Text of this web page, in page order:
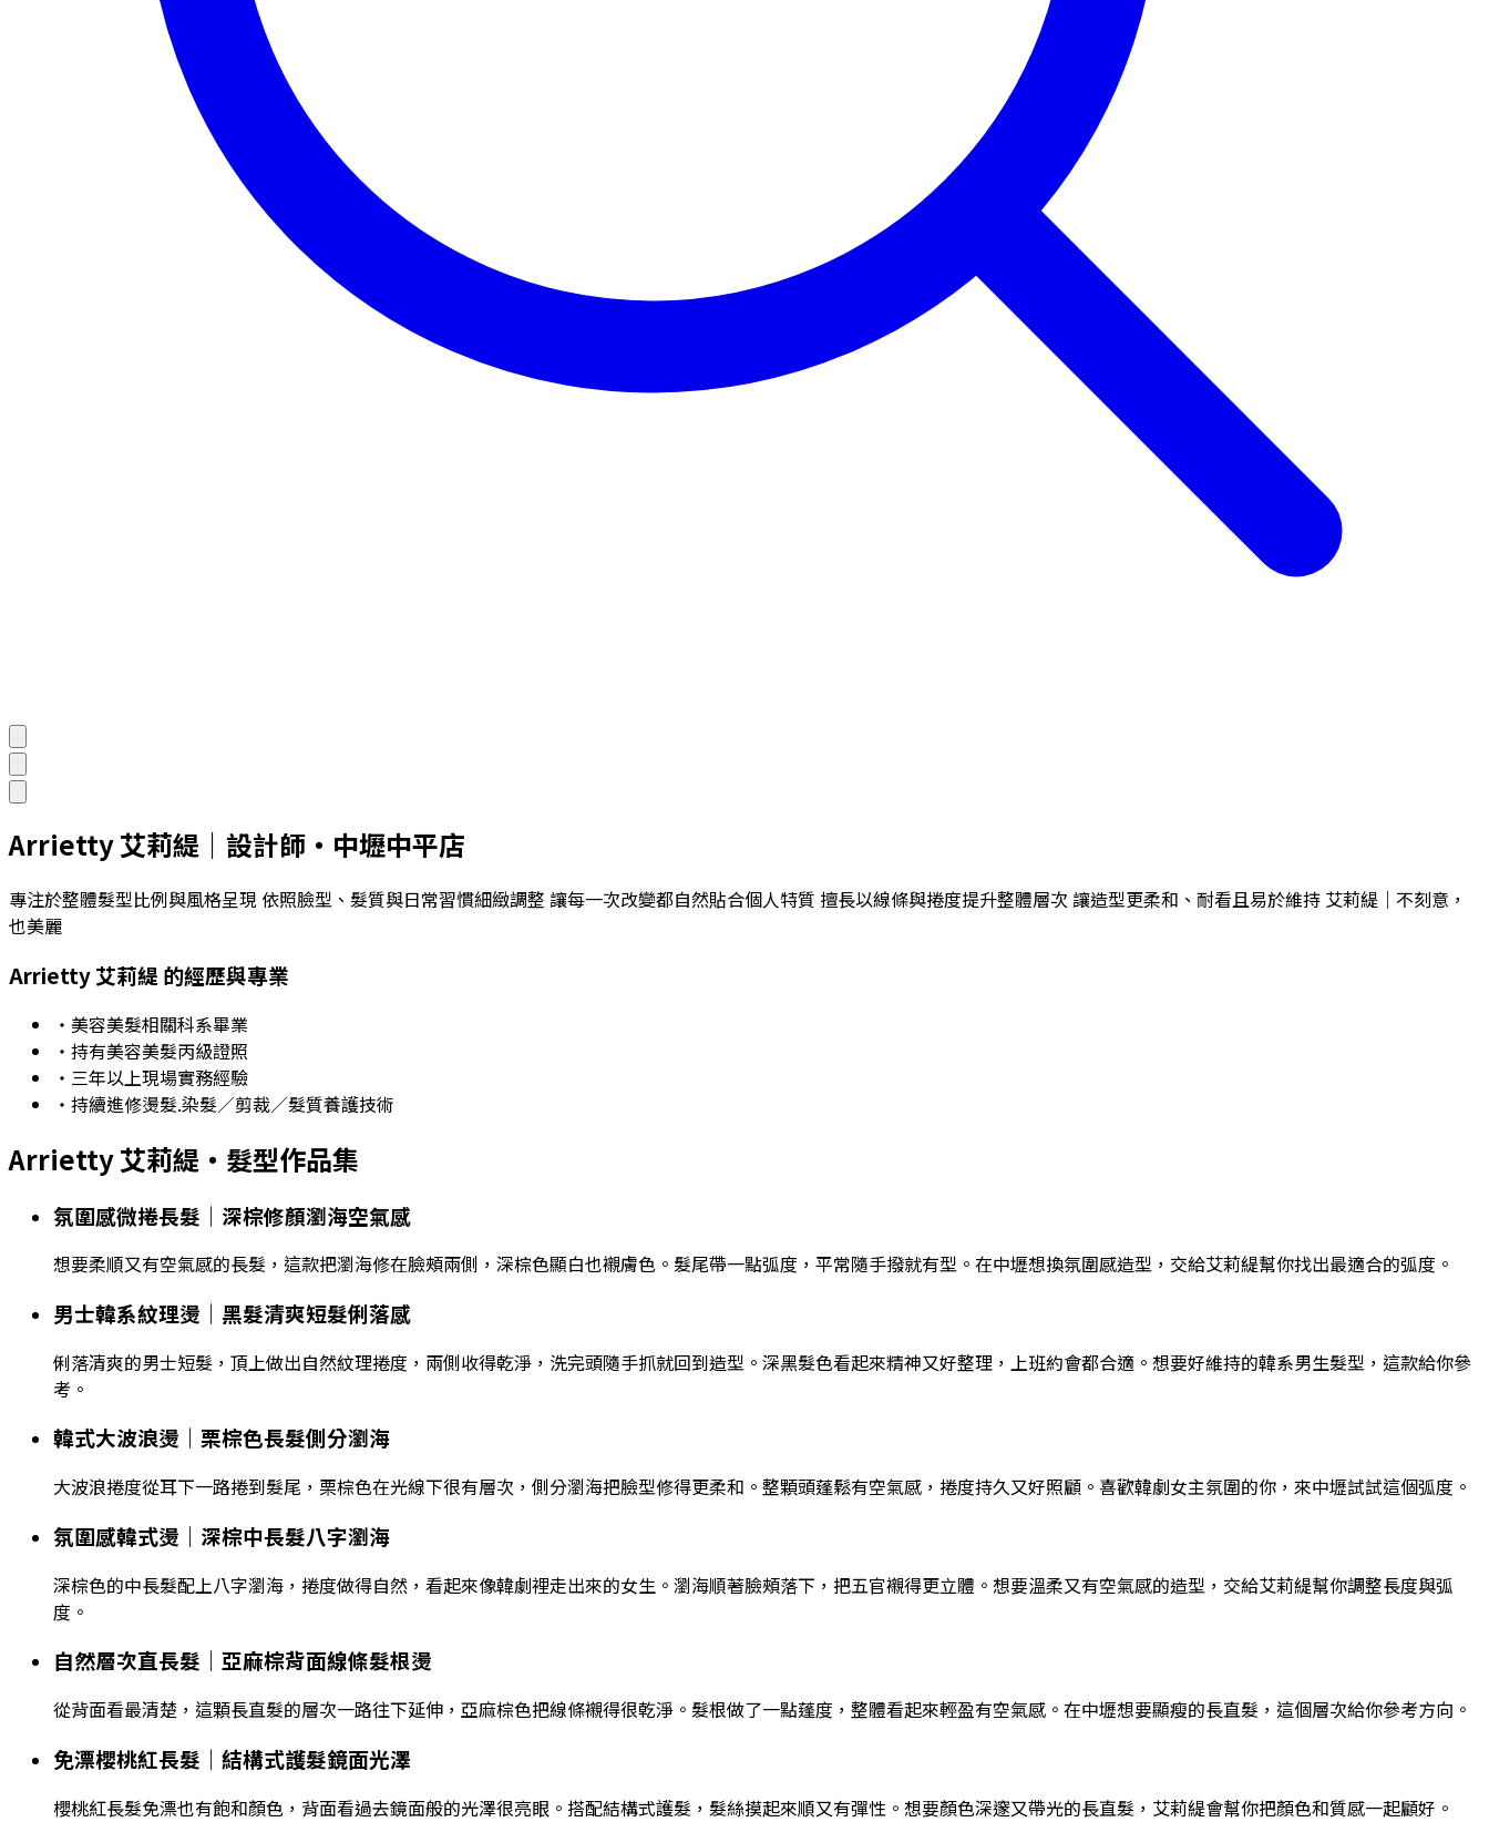
Arrietty 艾莉緹 ｜ 設計師 ・ 中壢中平店
專注於整體髮型比例與風格呈現 依照臉型、髮質與日常習慣細緻調整 讓每一次改變都自然貼合個人特質 擅長以線條與捲度提升整體層次 讓造型更柔和、耐看且易於維持 艾莉緹｜不刻意，
也美麗
Arrietty 艾莉緹 的經歷與專業
・美容美髮相關科系畢業
・持有美容美髮丙級證照
・三年以上現場實務經驗
・持續進修燙髮.染髮／剪裁／髮質養護技術
Arrietty 艾莉緹 ・髮型作品集
氛圍感微捲長髮｜深棕修顏瀏海空氣感
想要柔順又有空氣感的長髮，這款把瀏海修在臉頰兩側，深棕色顯白也襯膚色。髮尾帶一點弧度，平常隨手撥就有型。在中壢想換氛圍感造型，交給艾莉緹幫你找出最適合的弧度。
男士韓系紋理燙｜黑髮清爽短髮俐落感
俐落清爽的男士短髮，頂上做出自然紋理捲度，兩側收得乾淨，洗完頭隨手抓就回到造型。深黑髮色看起來精神又好整理，上班約會都合適。想要好維持的韓系男生髮型，這款給你參
考。
韓式大波浪燙｜栗棕色長髮側分瀏海
大波浪捲度從耳下一路捲到髮尾，栗棕色在光線下很有層次，側分瀏海把臉型修得更柔和。整顆頭蓬鬆有空氣感，捲度持久又好照顧。喜歡韓劇女主氛圍的你，來中壢試試這個弧度。
氛圍感韓式燙｜深棕中長髮八字瀏海
深棕色的中長髮配上八字瀏海，捲度做得自然，看起來像韓劇裡走出來的女生。瀏海順著臉頰落下，把五官襯得更立體。想要溫柔又有空氣感的造型，交給艾莉緹幫你調整長度與弧
度。
自然層次直長髮｜亞麻棕背面線條髮根燙
從背面看最清楚，這顆長直髮的層次一路往下延伸，亞麻棕色把線條襯得很乾淨。髮根做了一點蓬度，整體看起來輕盈有空氣感。在中壢想要顯瘦的長直髮，這個層次給你參考方向。
免漂櫻桃紅長髮｜結構式護髮鏡面光澤
櫻桃紅長髮免漂也有飽和顏色，背面看過去鏡面般的光澤很亮眼。搭配結構式護髮，髮絲摸起來順又有彈性。想要顏色深邃又帶光的長直髮，艾莉緹會幫你把顏色和質感一起顧好。